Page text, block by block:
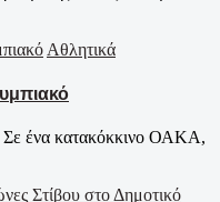
Αθλητικά
Σε ένα κατακόκκινο ΟΑΚΑ,